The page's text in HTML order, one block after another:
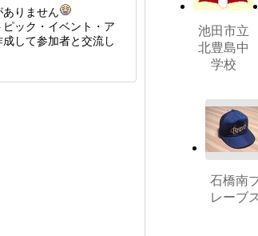
りません
ック・イベント・ア
成して参加者と交流し
池田市立
北豊島中
学校
石橋南
レーブス